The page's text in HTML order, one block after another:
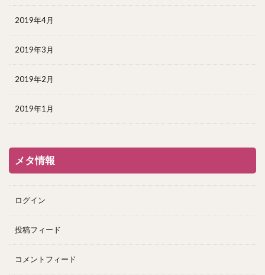
2019年4月
2019年3月
2019年2月
2019年1月
メタ情報
ログイン
投稿フィード
コメントフィード